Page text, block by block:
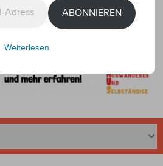
ABONNIEREN
Weiterlesen